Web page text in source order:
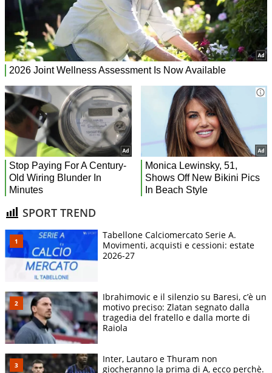
SPORT TREND
Tabellone Calciomercato Serie A.
Movimenti, acquisti e cessioni: estate
2026-27
Ibrahimovic e il silenzio su Baresi, c’è un
motivo preciso: Zlatan segnato dalla
tragedia del fratello e dalla morte di
Raiola
Inter, Lautaro e Thuram non
giocheranno la prima di A, ecco perchè.